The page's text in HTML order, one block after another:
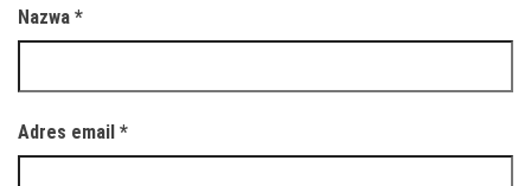
Nazwa *
Adres email *